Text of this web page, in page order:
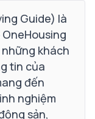
Guide) là
khách
tin của
đến
nghiệm
sản,